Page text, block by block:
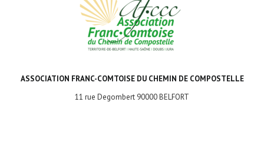
ASSOCIATION FRANC-COMTOISE DU CHEMIN DE COMPOSTELLE
11 rue Degombert 90000 BELFORT